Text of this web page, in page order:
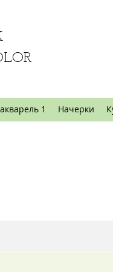
1 Начерки